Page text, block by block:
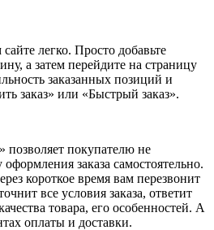
легко. Просто добавьте
а затем перейдите на страницу
заказанных позиций и
заказ» или «Быстрый заказ».
позволяет покупателю не
заказа самостоятельно.
короткое время вам перезвонит
все условия заказа, ответит
товара, его особенностей. А
оплаты и доставки.